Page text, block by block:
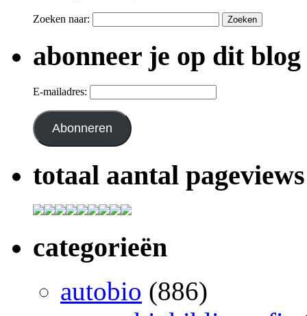
Zoeken naar:
abonneer je op dit
E-mailadres:
Abonneren
totaal aantal pageviews
categorieën
autobio (886)